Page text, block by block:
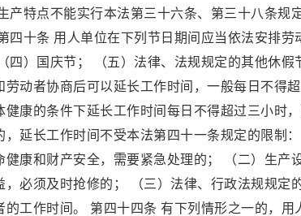
产特点不能实行本法第三十六条、第三十八条规
四十条 用人单位在下列节日期间应当依法安排劳
四）国庆节； （五）法律、法规规定的其他休
劳动者协商后可以延长工作时间，一般每日不得
健康的条件下延长工作时间每日不得超过三小时
，延长工作时间不受本法第四十一条规定的限制
健康和财产安全，需要紧急处理的； （二）生产
，必须及时抢修的； （三）法律、行政法规规定
的工作时间。 第四十四条 有下列情形之一的，